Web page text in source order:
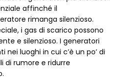
affinché il
rimanga silenzioso.
i gas di scarico possono
e silenzioso. I generatori
nei luoghi in cui c’è un po’ di
di rumore e ridurre